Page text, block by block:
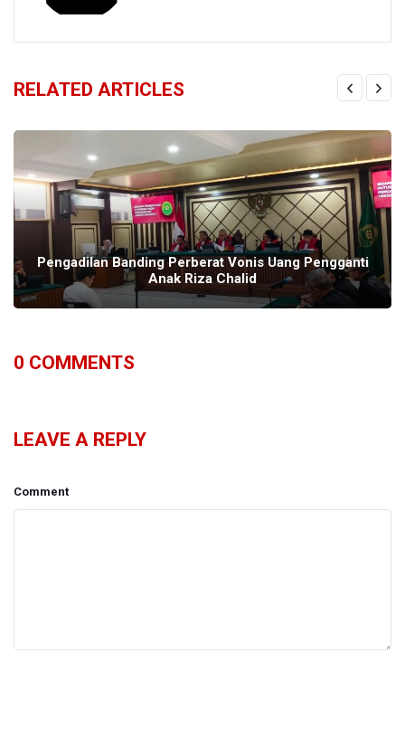
RELATED ARTICLES
Pengadilan Banding Perberat Vonis Uang Pengganti
Anak Riza Chalid
0 COMMENTS
LEAVE A REPLY
Comment